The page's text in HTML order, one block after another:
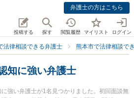
弁護士の方はこちら
投稿する 探す 閲覧履歴 マイリスト ログイン
法律相談できる弁護士 熊本市で法律相談で
知に強い弁護士
強い弁護士が1名見つかりました。初回面談無